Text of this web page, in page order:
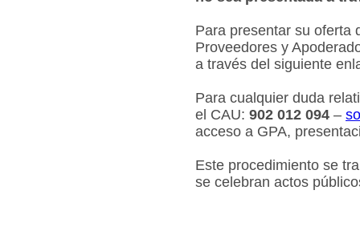
Para presentar su oferta
Proveedores y
a través del siguiente
Para cualquier duda
el CAU: 902 012 094 –
acceso a GPA,
Este procedimiento se
se celebran actos